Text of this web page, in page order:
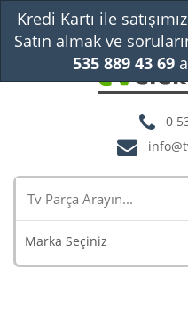
0
Marka Seçiniz
Kredi Kartı ile
Satın almak ve
535 889 43 69